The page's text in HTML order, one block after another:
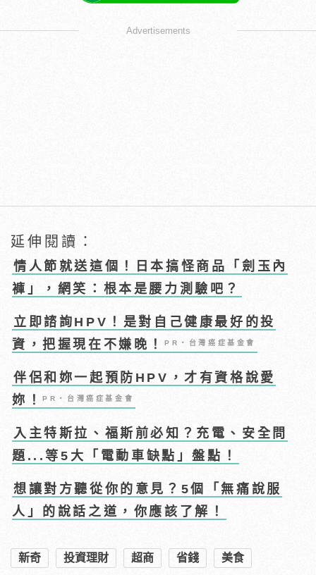
Advertisements
延伸閱讀：
情人節就送這個！日本搞怪商品「劍玉內
褲」，網笑：根本是腰力測驗吧？
立即諮詢HPV！是對自己健康最好的投
資，把握現在不嫌晚！PR・台灣癌症基金會
伴侶和妳一起預防HPV，才有資格說愛
妳！PR・台灣癌症基金會
入主特斯拉、福斯前必知？充電、安全問
題...等5大「電動車缺點」盤點！
想讓對方聽從你的意見？5個「無痛說服
人」的說話之道，你應該了解！
新奇 投資理財 超商 省錢 美食